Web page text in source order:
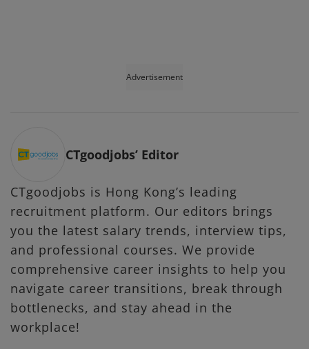
Advertisement
CTgoodjobs’ Editor
CTgoodjobs is Hong Kong’s leading
recruitment platform. Our editors brings
you the latest salary trends, interview tips,
and professional courses. We provide
comprehensive career insights to help you
navigate career transitions, break through
bottlenecks, and stay ahead in the
workplace!